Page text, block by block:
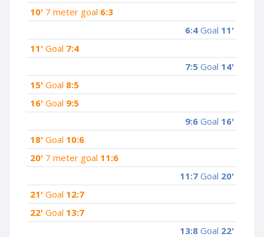
10' 7 meter goal 6:3
6:4 Goal 11'
11' Goal 7:4
7:5 Goal 14'
15' Goal 8:5
16' Goal 9:5
9:6 Goal 16'
18' Goal 10:6
20' 7 meter goal 11:6
11:7 Goal 20'
21' Goal 12:7
22' Goal 13:7
13:8 Goal 22'